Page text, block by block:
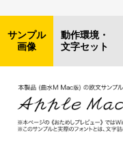
サンプル
画像
動作環境・
文字セット